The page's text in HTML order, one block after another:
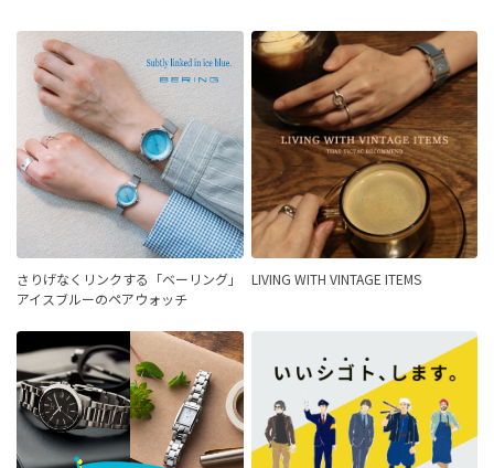
さりげなくリンクする「ベーリング」
アイスブルーのペアウォッチ
LIVING WITH VINTAGE ITEMS